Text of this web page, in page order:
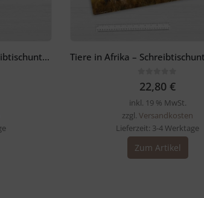
Elefant in der Steppe – Schreibtischunterlage 60 x 40 cm
22,80 €
inkl. 19 % MwSt.
zzgl. Versandkosten
Lieferzeit: 3-4 Werktage
Zum Artikel